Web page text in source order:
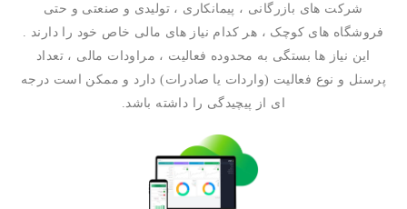
شرکت های بازرگانی ، پیمانکاری ، تولیدی و صنعتی و حتی
فروشگاه های کوچک ، هر کدام نیاز های مالی خاص خود را دارند .
این نیاز ها بستگی به محدوده فعالیت ، مراودات مالی ، تعداد
پرسنل و نوع فعالیت (واردات یا صادرات) دارد و ممکن است درجه
ای از پیچیدگی را داشته باشد.